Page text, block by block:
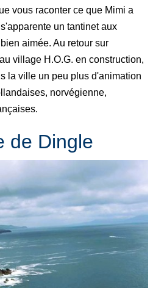
vous raconter ce que Mimi a
un tantinet aux
aimée. Au retour sur
village H.O.G. en construction,
la ville un peu plus d'animation
norvégienne,
de Dingle